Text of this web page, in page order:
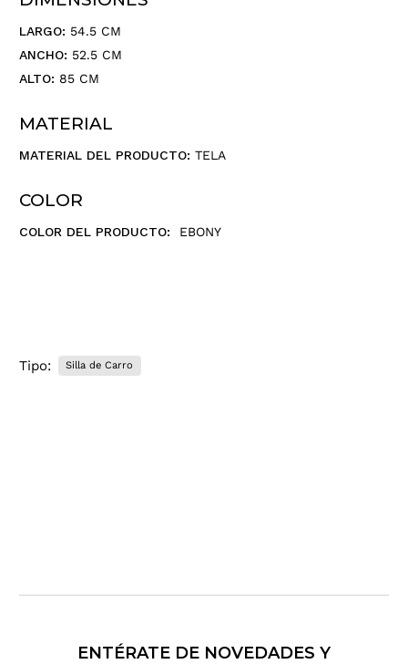
LARGO: 54.5 CM
ANCHO: 52.5 CM
ALTO: 85 CM
MATERIAL
MATERIAL DEL PRODUCTO: TELA
COLOR
COLOR DEL PRODUCTO: EBONY
Tipo: Silla de Carro
ENTÉRATE DE NOVEDADES Y